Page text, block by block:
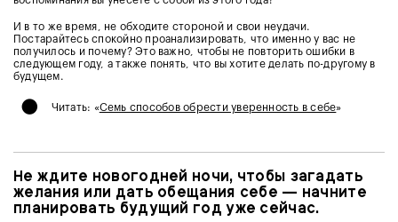
И в то же время, не обходите стороной и свои неудачи.
Постарайтесь спокойно проанализировать, что именно у вас не
получилось и почему? Это важно, чтобы не повторить ошибки в
следующем году, а также понять, что вы хотите делать по-другому в
будущем.
• Читать: «Семь способов обрести уверенность в себе»
Не ждите новогодней ночи, чтобы загадать
желания или дать обещания себе — начните
планировать будущий год уже сейчас.